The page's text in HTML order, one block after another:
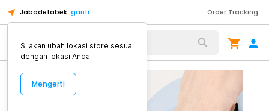
Jabodetabek ganti Order Tracking
Alat Kopi
Silakan ubah lokasi store sesuai
dengan lokasi Anda.
Mengerti